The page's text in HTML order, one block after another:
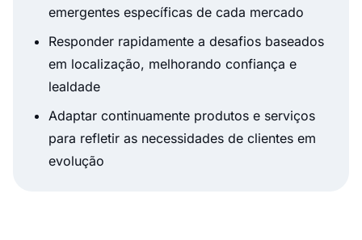
emergentes específicas de cada mercado
Responder rapidamente a desafios baseados
em localização, melhorando confiança e
lealdade
Adaptar continuamente produtos e serviços
para refletir as necessidades de clientes em
evolução